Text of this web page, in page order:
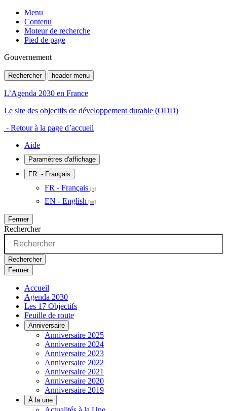
Menu
Contenu
Moteur de recherche
Pied de page
Gouvernement
Rechercher header menu
L’Agenda 2030 en France
Le site des objectifs de développement durable (ODD)
- Retour à la page d’accueil
Aide
Paramètres d'affichage
FR - Français
FR - Français
EN - English
Fermer
Rechercher
Rechercher
Fermer
Accueil
Agenda 2030
Les 17 Objectifs
Feuille de route
Anniversaire
Anniversaire 2025
Anniversaire 2024
Anniversaire 2023
Anniversaire 2022
Anniversaire 2021
Anniversaire 2020
Anniversaire 2019
À la une